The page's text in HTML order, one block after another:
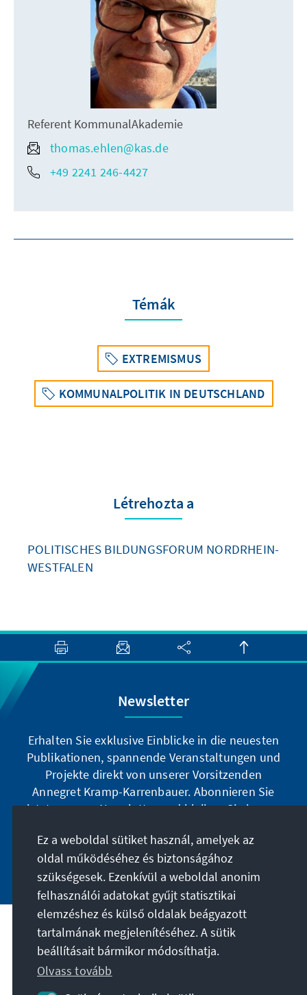
Referent KommunalAkademie
thomas.ehlen@kas.de
+49 2241 246-4427
Témák
EXTREMISMUS
KOMMUNALPOLITIK IN DEUTSCHLAND
Létrehozta a
POLITISCHES BILDUNGSFORUM NORDRHEIN-
WESTFALEN
Newsletter
Erhalten Sie exklusive Einblicke in die neuesten
Publikationen, spannende Veranstaltungen und
Projekte direkt von unserer Vorsitzenden
Annegret Kramp-Karrenbauer. Abonnieren Sie
jetzt unseren Newsletter und bleiben Sie immer
Jetzt abonnieren
A célunk
Kapcsolat
Ez a weboldal sütiket használ, amelyek az
oldal működéséhez és biztonságához
szükségesek. Ezenkívül a weboldal anonim
felhasználói adatokat gyűjt statisztikai
elemzéshez és külső oldalak beágyazott
tartalmának megjelenítéséhez. A sütik
beállításait bármikor módosíthatja.
Olvass tovább